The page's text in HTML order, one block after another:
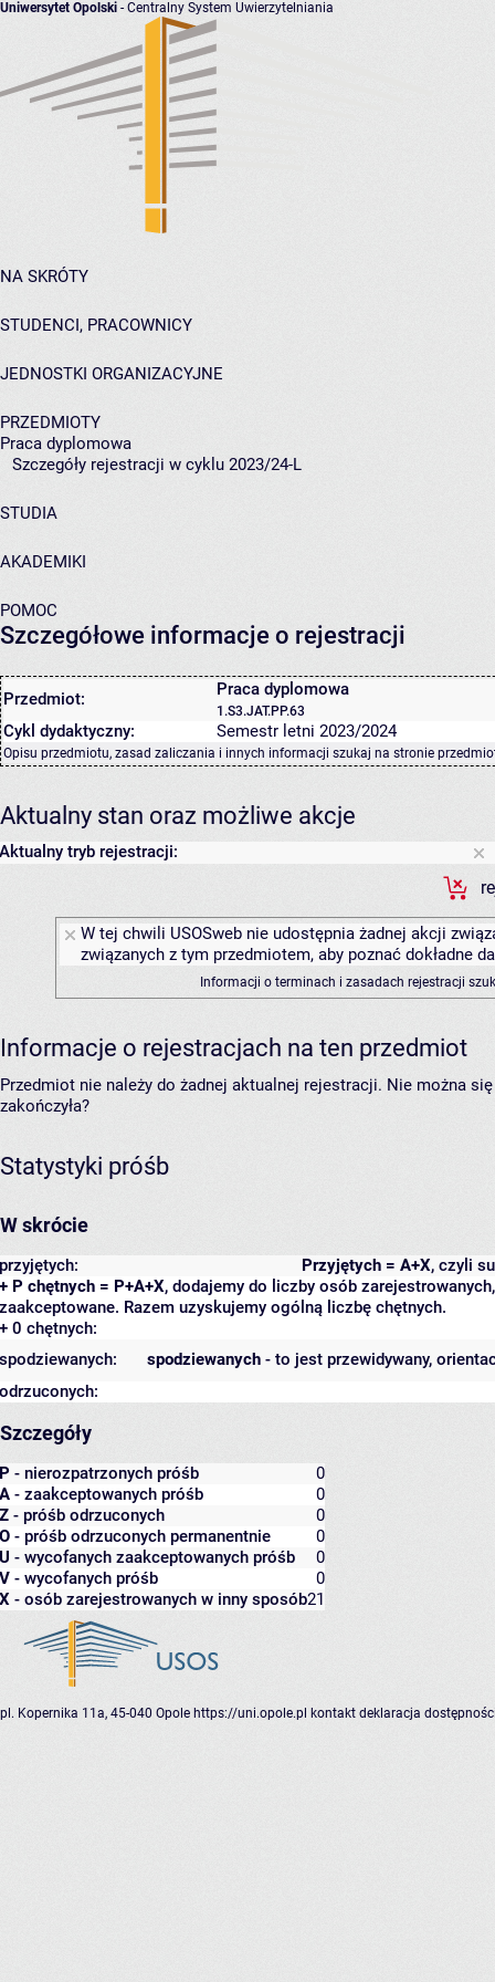
Uniwersytet Opolski - Centralny System Uwierzytelniania
NA SKRÓTY
STUDENCI, PRACOWNICY
JEDNOSTKI ORGANIZACYJNE
PRZEDMIOTY
Praca dyplomowa
Szczegóły rejestracji w cyklu 2023/24-L
STUDIA
AKADEMIKI
POMOC
Szczegółowe informacje o rejestracji
Przedmiot: Praca dyplomowa
1.S3.JAT.PP.63
Cykl dydaktyczny: Semestr letni 2023/2024
Opisu przedmiotu, zasad zaliczania i innych informacji szukaj na stronie
Aktualny stan oraz możliwe akcje
Aktualny tryb rejestracji:
W tej chwili USOSweb nie udostępnia żadnej akcji
związanych z tym przedmiotem, aby poznać dokładne
Informacji o terminach i zasadach rejestracji
Informacje o rejestracjach na ten przedmiot
Przedmiot nie należy do żadnej aktualnej rejestracji. Nie można
zakończyła?
Statystyki próśb
W skrócie
Przyjętych = A+X, czyli
przyjętych:
+ P chętnych = P+A+X, dodajemy do liczby osób
zaakceptowane. Razem uzyskujemy ogólną liczbę chętnych.
+ 0 chętnych:
spodziewanych - to jest przewidywany,
spodziewanych:
odrzuconych:
Szczegóły
P - nierozpatrzonych próśb
0
A - zaakceptowanych próśb
0
Z - próśb odrzuconych
0
O - próśb odrzuconych permanentnie
0
U - wycofanych zaakceptowanych próśb
0
V - wycofanych próśb
0
X - osób zarejestrowanych w inny sposób21
pl. Kopernika 11a, 45-040 Opole https://uni.opole.pl kontakt deklaracja